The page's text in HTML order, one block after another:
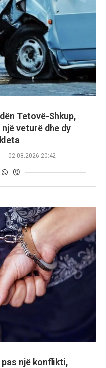
Tetovë-Shkup,
veturë dhe dy
02.08.2026 20:42
pas një konflikti,